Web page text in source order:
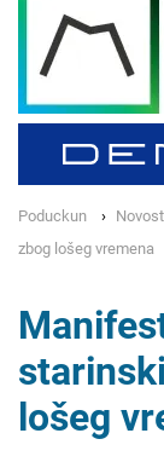
Poduckun
zbog lošeg vremena
lošeg